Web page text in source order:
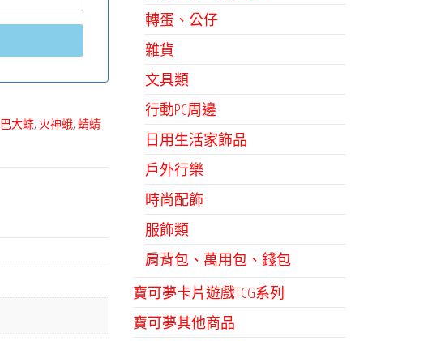
巴大蝶, 火神蛾, 蜻蜻
轉蛋、公仔
雜貨
文具類
行動PC周邊
日用生活家飾品
戶外行樂
時尚配飾
服飾類
肩背包、萬用包、錢包
寶可夢卡片遊戲TCG系列
寶可夢其他商品